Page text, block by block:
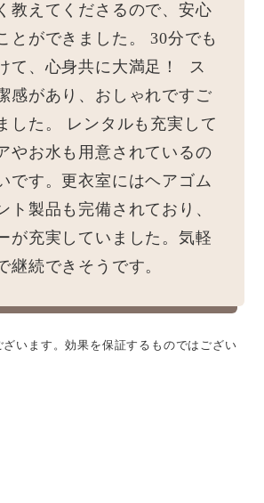
教えてくださるので、安心
とができました。 30分でも
て、心身共に大満足！ ス
感があり、おしゃれですご
した。 レンタルも充実して
やお水も用意されているの
です。更衣室にはヘアゴム
ト製品も完備されており、
が充実していました。気軽
継続できそうです。
います。効果を保証するものではござい